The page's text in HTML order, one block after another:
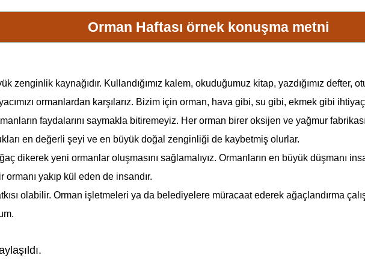
Orman Haftası örnek konuşma metni
zenginlik kaynağıdır. Kullandığımız kalem, okuduğumuz kitap, yazdığımız
ormanlardan karşılarız. Bizim için orman, hava gibi, su gibi, ekmek gibi
faydalarını saymakla bitiremeyiz. Her orman birer oksijen ve yağmur
en değerli şeyi ve en büyük doğal zenginliği de kaybetmiş olurlar.
dikerek yeni ormanlar oluşmasını sağlamalıyız. Ormanların en büyük düşmanı
yakıp kül eden de insandır.
olabilir. Orman işletmeleri ya da belediyelere müracaat ederek ağaçlandırma